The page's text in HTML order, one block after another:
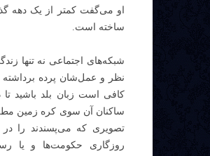
او می‌گفت کمتر از یک دهه
ساخته است.
شبکه‌های اجتماعی نه تنها
نظر و عمل‌شان پرده برداشته
کافی است زبان بلد باشید تا
ساکنان آن سوی کره زمین
تصویری که می‌پسندند را در
روزگاری حکومت‌ها و یا